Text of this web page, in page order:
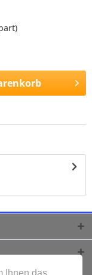
Ihnen das